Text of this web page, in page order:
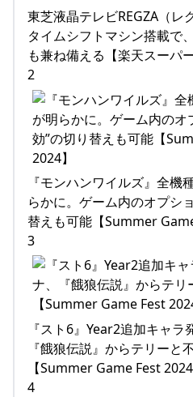
東芝液晶テレビREGZA（レ
タイムシフトマシン搭載で
も兼ね備える【楽天スーパ
2
『モンハンワイルズ』全機
らかに。ゲーム内のオプシ
替えも可能【Summer
3
『スト6』Year2追加キャラ
『餓狼伝説』からテリーと
【Summer Game Fest 2024
4